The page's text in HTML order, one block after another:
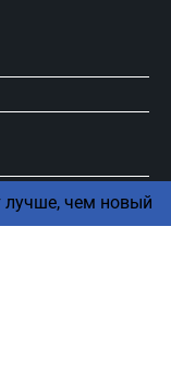
лучше, чем новый